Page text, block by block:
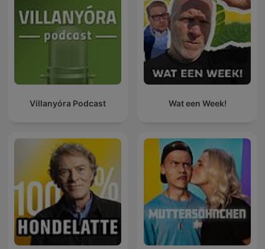
Villanyóra Podcast Wat een Week!